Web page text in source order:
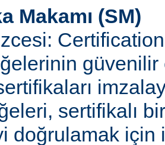
Makamı (SM)
güvenilir
sertifikalı
doğrulamak için